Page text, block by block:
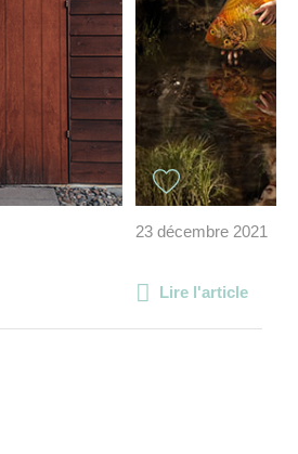
23 décembre 2021
Lire l'article